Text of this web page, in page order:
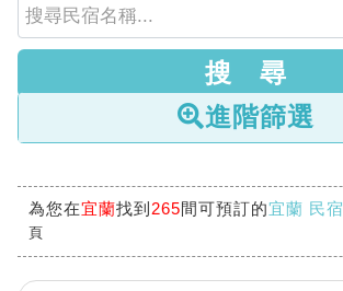
進階篩選
為您在宜蘭找到 265間可預訂的宜蘭 民宿
頁